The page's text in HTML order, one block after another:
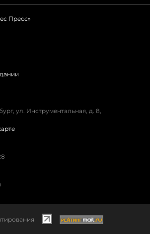
Пресс»
ул. Инструментальная, д. 8,